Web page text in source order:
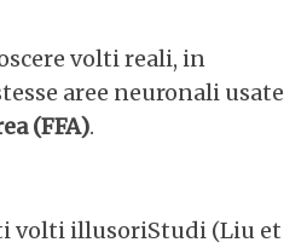
volti reali, in
aree neuronali usate
(FFA).
volti illusoriStudi (Liu et